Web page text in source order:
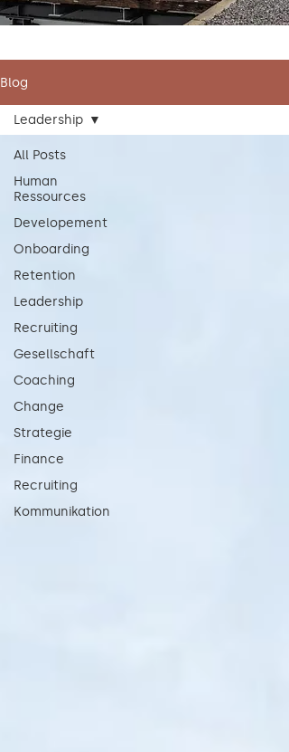
Blog
All Posts
Human
Ressources
Developement
Onboarding
Retention
Leadership
Recruiting
Gesellschaft
Coaching
Change
Strategie
Finance
Recruiting
Kommunikation
Leadership